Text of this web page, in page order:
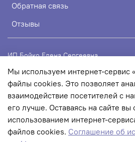
Обратная связь
Отзывы
ИП Бойко Елена Сергеевна
ИНН 720319113307
ОГРНИП 324723200067956
© 2022 Любое использование
разрешения запрещено
Мы используем интернет-сервис
файлы cookies. Это позволяет
взаимодействие посетителей с
его лучше. Оставаясь на сайте вы
использованием интернет-
файлов cookies. Соглашение об